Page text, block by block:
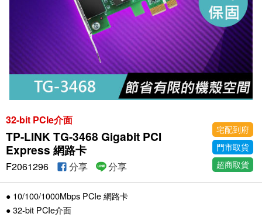
32-bit PCIe介面
TP-LINK TG-3468 Gigabit PCI
Express 網路卡
宅配到府
門市取貨
超商取貨
F2061296 分享 分享
● 10/100/1000Mbps PCIe 網路卡
● 32-bit PCIe介面